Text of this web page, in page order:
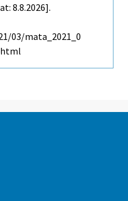
8.8.2026].
03/mata_2021_0